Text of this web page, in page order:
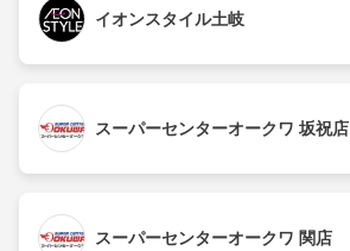
イオンスタイル土岐
スーパーセンターオークワ 坂祝店
スーパーセンターオークワ 関店